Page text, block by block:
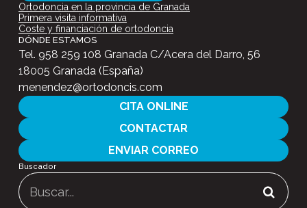
Ortodoncia en la provincia de Granada
Primera visita informativa
Coste y financiación de ortodoncia
DÓNDE ESTAMOS
Tel. 958 259 108 Granada C/Acera del Darro, 56
18005 Granada (España)
menendez@ortodoncis.com
CITA ONLINE
CONTACTAR
ENVIAR CORREO
Buscador
Buscar: